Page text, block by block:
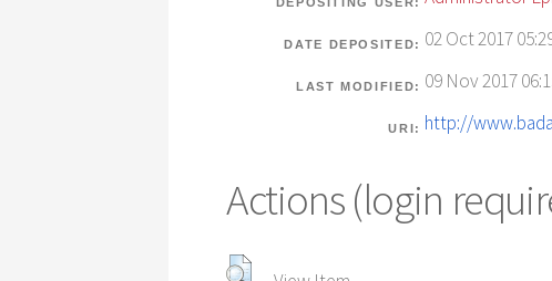
DATE DEPOSITED: 02 Oct 2017
LAST MODIFIED: 09 Nov 2017
URI: http://
Actions (login